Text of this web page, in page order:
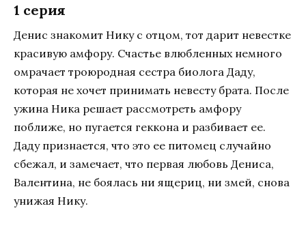
1 серия
Денис знакомит Нику с отцом, тот дарит невестке
красивую амфору. Счастье влюбленных немного
омрачает троюродная сестра биолога Даду,
которая не хочет принимать невесту брата. После
ужина Ника решает рассмотреть амфору
поближе, но пугается геккона и разбивает ее.
Даду признается, что это ее питомец случайно
сбежал, и замечает, что первая любовь Дениса,
Валентина, не боялась ни ящериц, ни змей, снова
унижая Нику.